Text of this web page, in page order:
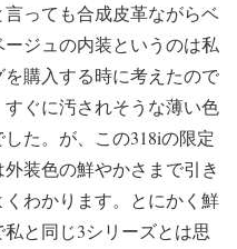
っても合成皮革ながらベ
ジュの内装というのは私
を購入する時に考えたので
ぐに汚されそうな薄い色
た。が、この318iの限定
装色の鮮やかさまで引き
わかります。とにかく鮮
と同じ3シリーズとは思